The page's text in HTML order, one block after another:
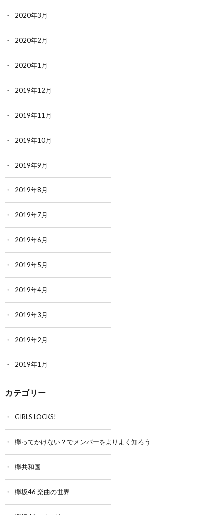
2020年3月
2020年2月
2020年1月
2019年12月
2019年11月
2019年10月
2019年9月
2019年8月
2019年7月
2019年6月
2019年5月
2019年4月
2019年3月
2019年2月
2019年1月
カテゴリー
GIRLS LOCKS!
欅ってかけない？でメンバーをよりよく知ろう
欅共和国
欅坂46 楽曲の世界